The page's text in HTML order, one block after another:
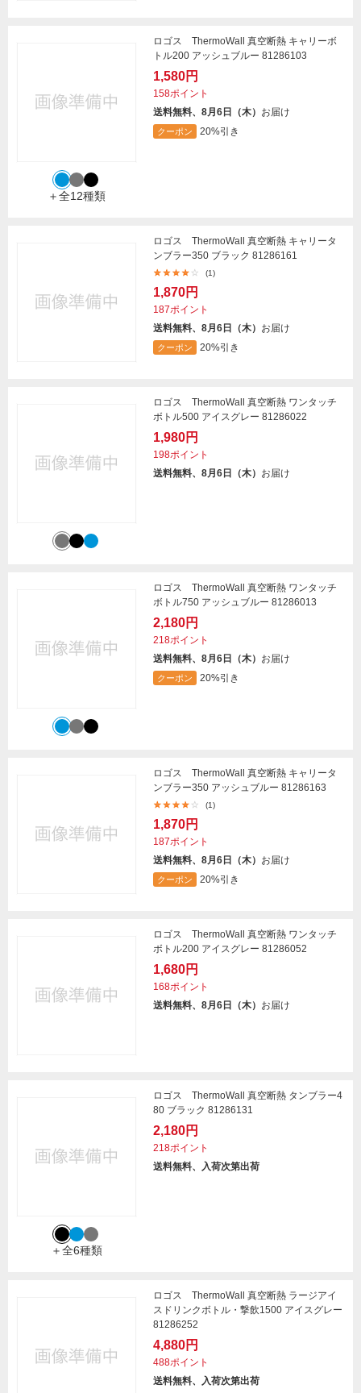
＋全12種類
ロゴス ThermoWall 真空断熱 キャリーボ
トル200 アッシュブルー 81286103
1,580円
158ポイント
送料無料、8月6日（木） お届け
クーポン 20%引き
ロゴス ThermoWall 真空断熱 キャリータ
ンブラー350 ブラック 81286161
(1)
1,870円
187ポイント
送料無料、8月6日（木） お届け
クーポン 20%引き
ロゴス ThermoWall 真空断熱 ワンタッチ
ボトル500 アイスグレー 81286022
1,980円
198ポイント
送料無料、8月6日（木） お届け
ロゴス ThermoWall 真空断熱 ワンタッチ
ボトル750 アッシュブルー 81286013
2,180円
218ポイント
送料無料、8月6日（木） お届け
クーポン 20%引き
ロゴス ThermoWall 真空断熱 キャリータ
ンブラー350 アッシュブルー 81286163
(1)
1,870円
187ポイント
送料無料、8月6日（木） お届け
クーポン 20%引き
ロゴス ThermoWall 真空断熱 ワンタッチ
ボトル200 アイスグレー 81286052
1,680円
168ポイント
送料無料、8月6日（木） お届け
＋全6種類
ロゴス ThermoWall 真空断熱 タンブラー4
80 ブラック 81286131
2,180円
218ポイント
送料無料、入荷次第出荷
ロゴス ThermoWall 真空断熱 ラージアイ
スドリンクボトル・撃飲1500 アイスグレー
81286252
4,880円
488ポイント
送料無料、入荷次第出荷